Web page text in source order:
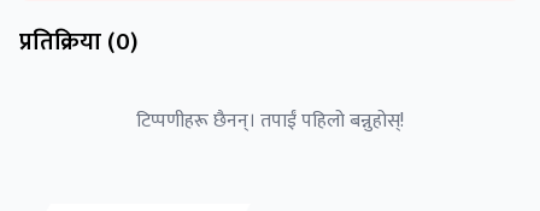
प्रतिक्रिया (0)
टिप्पणीहरू छैनन्। तपाईं पहिलो बन्नुहोस्!